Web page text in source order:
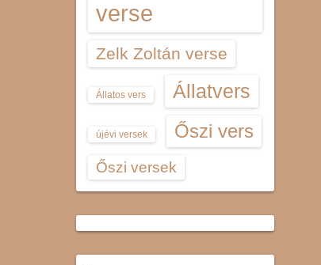
verse
Zelk Zoltán verse
Állatos vers Állatvers
újévi versek Őszi vers
Őszi versek